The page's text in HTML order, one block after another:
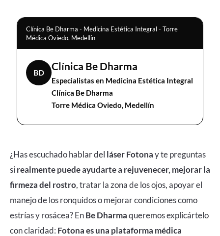
Clínica Be Dharma - Medicina Estética Integral - Torre
Médica Oviedo, Medellín
BD
Clínica Be Dharma
Especialistas en Medicina Estética Integral
Clínica Be Dharma
Torre Médica Oviedo, Medellín
¿Has escuchado hablar del láser Fotonay te preguntas
sirealmente puede ayudarte a rejuvenecer, mejorar la
firmeza del rostro, tratar la zona de los ojos, apoyar el
manejo de los ronquidos o mejorar condiciones como
estrías y rosácea? EnBe Dharmaqueremos explicártelo
con claridad: Fotonaes una plataforma médica